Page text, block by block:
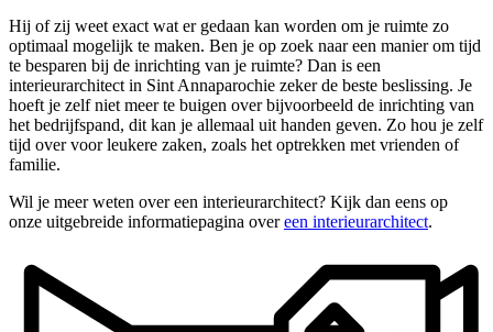
Hij of zij weet exact wat er gedaan kan worden om je ruimte zo
optimaal mogelijk te maken. Ben je op zoek naar een manier om tijd
te besparen bij de inrichting van je ruimte? Dan is een
interieurarchitect in Sint Annaparochie zeker de beste beslissing. Je
hoeft je zelf niet meer te buigen over bijvoorbeeld de inrichting van
het bedrijfspand, dit kan je allemaal uit handen geven. Zo hou je zelf
tijd over voor leukere zaken, zoals het optrekken met vrienden of
familie.
Wil je meer weten over een interieurarchitect? Kijk dan eens op
onze uitgebreide informatiepagina overeen interieurarchitect.